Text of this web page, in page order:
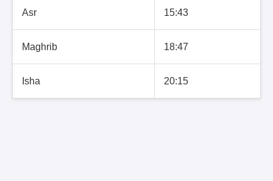
Asr 15:43
Maghrib 18:47
Isha 20:15